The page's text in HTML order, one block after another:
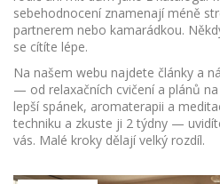
sebehodnocení znamenají méně
partnerem nebo kamarádkou.
se cítíte lépe.
Na našem webu najdete články a
— od relaxačních cvičení a plánů
lepší spánek, aromaterapii a
techniku a zkuste ji 2 týdny —
vás. Malé kroky dělají velký rozdíl.